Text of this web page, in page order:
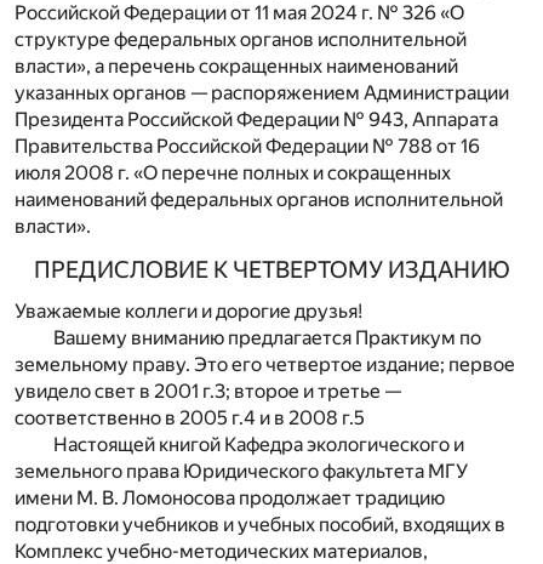
Российской Федерации от 11 мая 2024 г. № 326 «О
структуре федеральных органов исполнительной
власти», а перечень сокращенных наименований
указанных органов — распоряжением Администрации
Президента Российской Федерации № 943, Аппарата
Правительства Российской Федерации № 788 от 16
июля 2008 г. «О перечне полных и сокращенных
наименований федеральных органов исполнительной
власти».
ПРЕДИСЛОВИЕ К ЧЕТВЕРТОМУ ИЗДАНИЮ
Уважаемые коллеги и дорогие друзья!
Вашему вниманию предлагается Практикум по
земельному праву. Это его четвертое издание; первое
увидело свет в 2001 г.3; второе и третье —
соответственно в 2005 г.4 и в 2008 г.5
Настоящей книгой Кафедра экологического и
земельного права Юридического факультета МГУ
имени М. В. Ломоносова продолжает традицию
подготовки учебников и учебных пособий, входящих в
Комплекс учебно-методических материалов,